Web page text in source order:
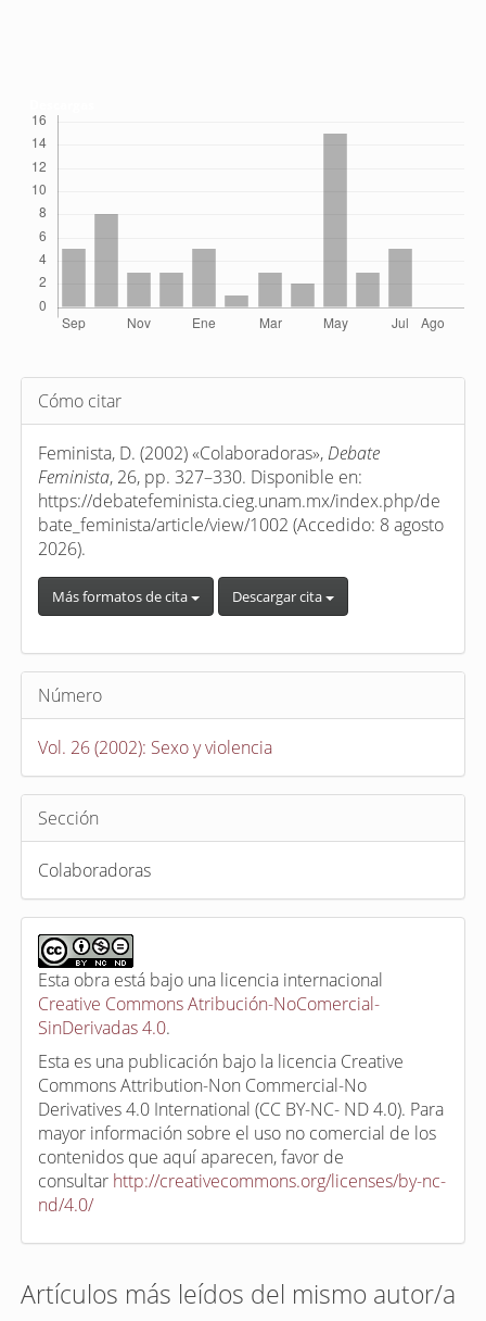
Detalles
del
artículo
Cómo citar
Feminista, D. (2002) «Colaboradoras», Debate
Feminista, 26, pp. 327–330. Disponible en:
https://debatefeminista.cieg.unam.mx/index.php/de
bate_feminista/article/view/1002 (Accedido: 8 agosto
2026).
Más formatos de cita Descargar cita
Número
Vol. 26 (2002): Sexo y violencia
Sección
Colaboradoras
Esta obra está bajo una licencia internacional
Creative Commons Atribución-NoComercial-
SinDerivadas 4.0.
Esta es una publicación bajo la licencia Creative
Commons Attribution-Non Commercial-No
Derivatives 4.0 International (CC BY-NC- ND 4.0). Para
mayor información sobre el uso no comercial de los
contenidos que aquí aparecen, favor de
consultar http://creativecommons.org/licenses/by-nc-
nd/4.0/
Artículos más leídos del mismo autor/a